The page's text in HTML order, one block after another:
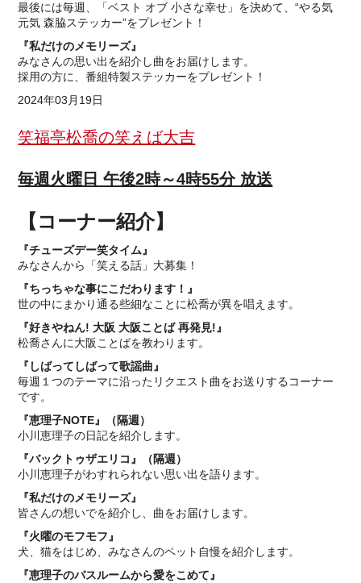
最後には毎週、「ベスト オブ 小さな幸せ」を決めて、“やる気
元気 森脇ステッカー”をプレゼント！
『私だけのメモリーズ』
みなさんの思い出を紹介し曲をお届けします。
採用の方に、番組特製ステッカーをプレゼント！
2024年03月19日
笑福亭松喬の笑えば大吉
毎週火曜日 午後2時～4時55分 放送
【コーナー紹介】
『チューズデー笑タイム』
みなさんから「笑える話」大募集！
『ちっちゃな事にこだわります！』
世の中にまかり通る些細なことに松喬が異を唱えます。
『好きやねん! 大阪 大阪ことば 再発見!』
松喬さんに大阪ことばを教わります。
『しばってしばって歌謡曲』
毎週１つのテーマに沿ったリクエスト曲をお送りするコーナー
です。
『恵理子NOTE』（隔週）
小川恵理子の日記を紹介します。
『バックトゥザエリコ』（隔週）
小川恵理子がわすれられない思い出を語ります。
『私だけのメモリーズ』
皆さんの想いでを紹介し、曲をお届けします。
『火曜のモフモフ』
犬、猫をはじめ、みなさんのペット自慢を紹介します。
『恵理子のバスルームから愛をこめて』